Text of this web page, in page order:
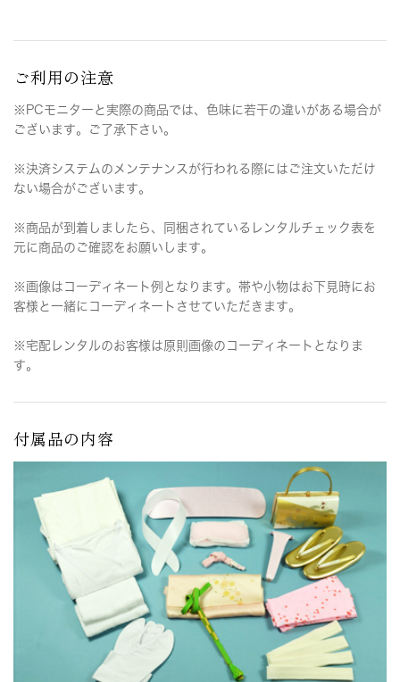
ご利用の注意
※PCモニターと実際の商品では、色味に若干の違いがある場合が
ございます。ご了承下さい。
※決済システムのメンテナンスが行われる際にはご注文いただけ
ない場合がございます。
※商品が到着しましたら、同梱されているレンタルチェック表を
元に商品のご確認をお願いします。
※画像はコーディネート例となります。帯や小物はお下見時にお
客様と一緒にコーディネートさせていただきます。
※宅配レンタルのお客様は原則画像のコーディネートとなりま
す。
付属品の内容